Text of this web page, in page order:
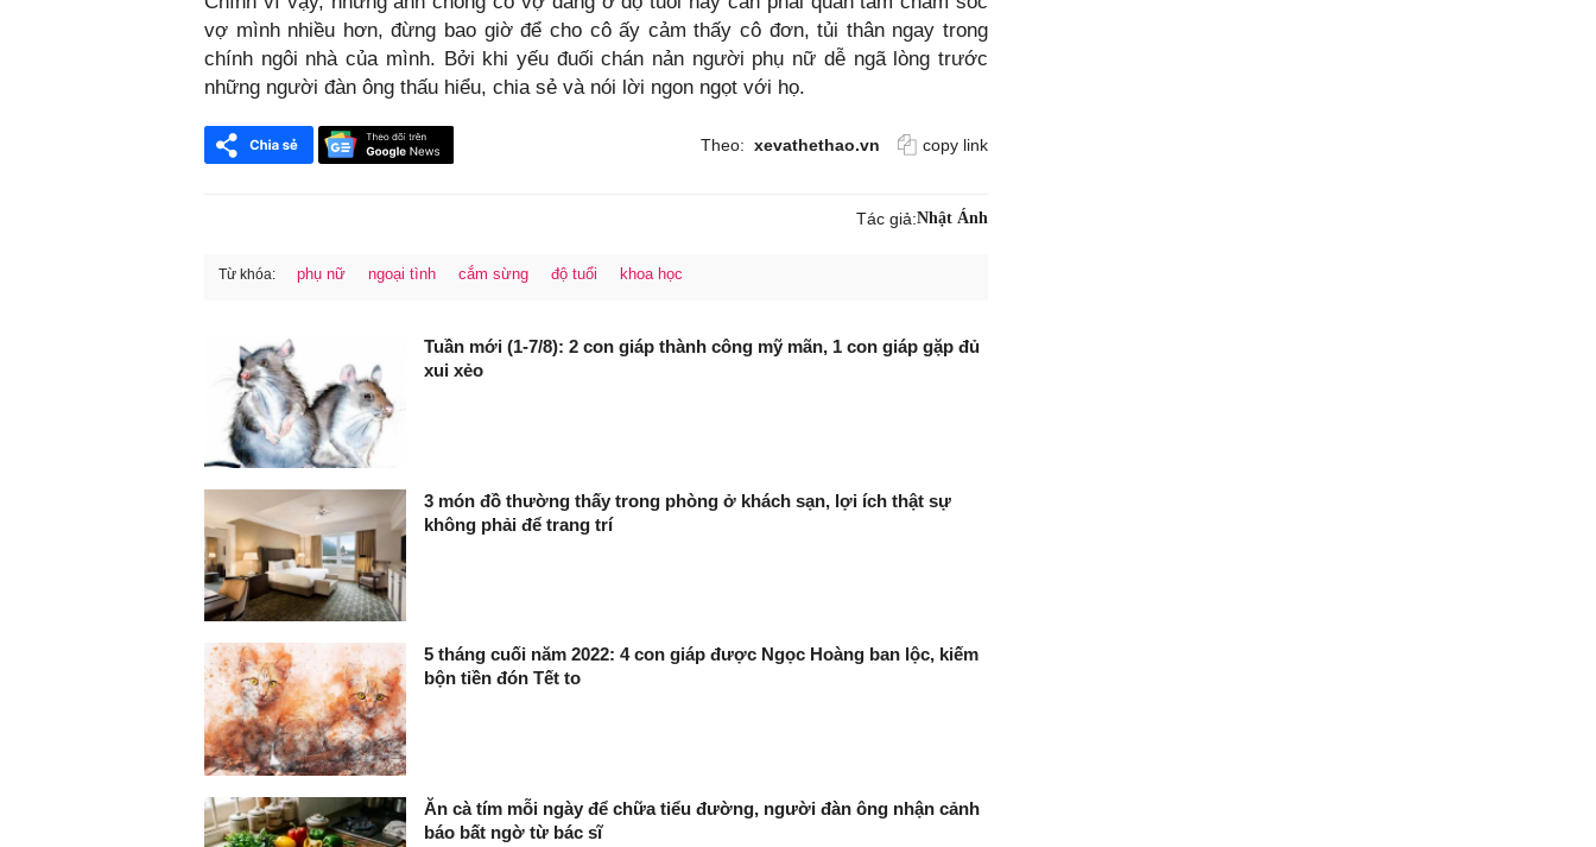
vợ mình nhiều hơn, đừng bao giờ để cho cô ấy cảm thấy cô đơn, tủi thân ngay trong
chính ngôi nhà của mình. Bởi khi yếu đuối chán nản người phụ nữ dễ ngã lòng trước
những người đàn ông thấu hiểu, chia sẻ và nói lời ngon ngọt với họ.
Theo: xevathethao.vn copy link
Tác giả:Nhật Ánh
Từ khóa: phụ nữ ngoại tình cắm sừng độ tuổi khoa học
Tuần mới (1-7/8): 2 con giáp thành công mỹ mãn, 1 con giáp gặp đủ
xui xẻo
3 món đồ thường thấy trong phòng ở khách sạn, lợi ích thật sự
không phải để trang trí
5 tháng cuối năm 2022: 4 con giáp được Ngọc Hoàng ban lộc, kiếm
bộn tiền đón Tết to
Ăn cà tím mỗi ngày để chữa tiểu đường, người đàn ông nhận cảnh
báo bất ngờ từ bác sĩ